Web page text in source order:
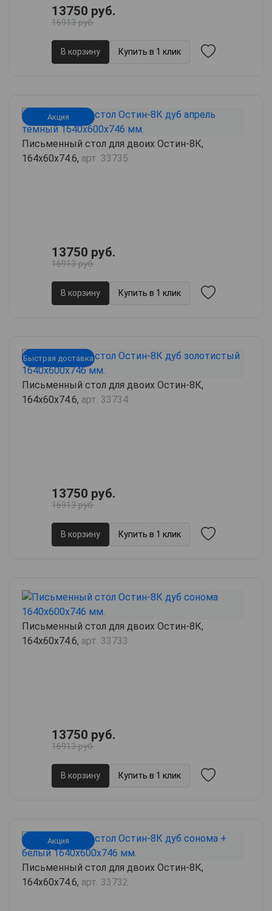
13750 руб.
16913 руб.
В корзину Купить в 1 клик
Акция
Письменный стол для двоих Остин-8К,
164х60х74.6, арт. 33735
13750 руб.
16913 руб.
В корзину Купить в 1 клик
Быстрая доставка
Письменный стол для двоих Остин-8К,
164х60х74.6, арт. 33734
13750 руб.
16913 руб.
В корзину Купить в 1 клик
Письменный стол для двоих Остин-8К,
164х60х74.6, арт. 33733
13750 руб.
16913 руб.
В корзину Купить в 1 клик
Акция
Письменный стол для двоих Остин-8К,
164х60х74.6, арт. 33732